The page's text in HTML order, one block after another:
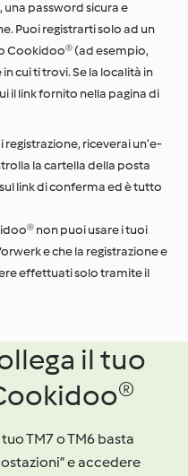
una password sicura e
Puoi registrarti solo ad un
Cookidoo® (ad esempio,
cui ti trovi. Se la località in
il link fornito nella pagina di
riceverai un’e-
la cartella della posta
link di conferma ed è tutto
non puoi usare i tuoi
e che la registrazione e
effettuati solo tramite il
il tuo
TM7 o TM6 basta
e accedere